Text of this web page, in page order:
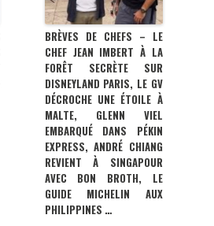
BRÈVES DE CHEFS – LE
CHEF JEAN IMBERT À LA
FORÊT SECRÈTE SUR
DISNEYLAND PARIS, LE GV
DÉCROCHE UNE ÉTOILE À
MALTE, GLENN VIEL
EMBARQUÉ DANS PÉKIN
EXPRESS, ANDRÉ CHIANG
REVIENT À SINGAPOUR
AVEC BON BROTH, LE
GUIDE MICHELIN AUX
PHILIPPINES …